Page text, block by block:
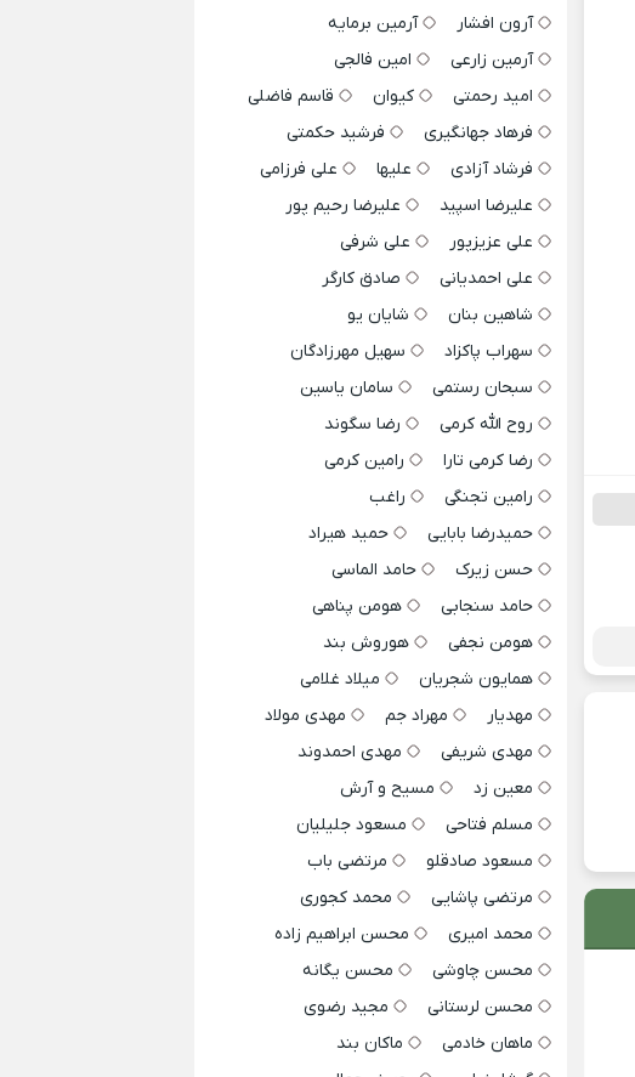
آرون افشار
آرمین برمایه
آرمین زارعی
امین فالجی
امید رحمتی
کیوان
قاسم فاضلی
فرهاد جهانگیری
فرشید حکمتی
فرشاد آزادی
علیها
علی فرزامی
علیرضا اسپید
علیرضا رحیم پور
علی عزیزپور
علی شرفی
علی احمدیانی
صادق کارگر
شاهین بنان
شایان یو
سهراب پاکزاد
سهیل مهرزادگان
سبحان رستمی
سامان یاسین
روح الله کرمی
رضا سگوند
رضا کرمی تارا
رامین کرمی
رامین تجنگی
راغب
حمیدرضا بابایی
حمید هیراد
حسن زیرک
حامد الماسی
حامد سنجابی
هومن پناهی
هومن نجفی
هوروش بند
همایون شجریان
میلاد غلامی
مهدیار
مهراد جم
مهدی مولاد
مهدی شریفی
مهدی احمدوند
معین زد
مسیح و آرش
مسلم فتاحی
مسعود جلیلیان
مسعود صادقلو
مرتضی باب
مرتضی پاشایی
محمد کجوری
محمد امیری
محسن ابراهیم زاده
محسن چاوشی
محسن یگانه
محسن لرستانی
مجید رضوی
ماهان خادمی
ماکان بند